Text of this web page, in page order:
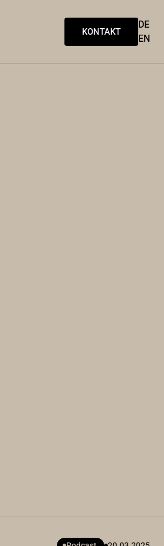
KONTAKT
DE
EN